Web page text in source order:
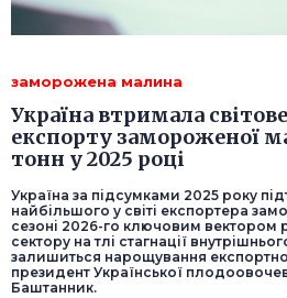
заморожена малина
Україна втримала
експорту замороженої
тонн у 2025 році
Україна за підсумками 2025 року
найбільшого у світі експортера
сезоні 2026-го ключовим вектором
сектору на тлі стагнації
залишиться нарощування
президент Української
Баштанник.